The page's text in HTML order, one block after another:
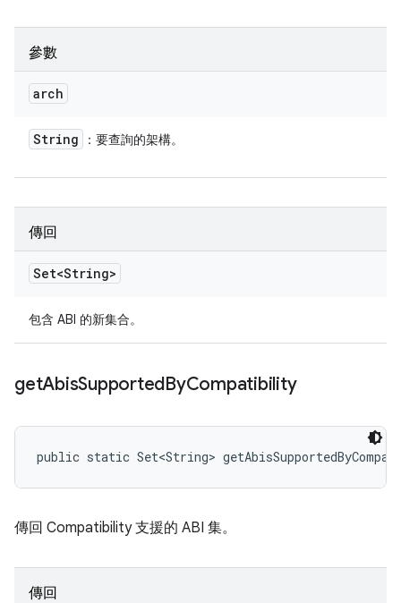
參數
arch
String ：要查詢的架構。
傳回
Set<String>
包含 ABI 的新集合。
getAbisSupportedByCompatibility
public static Set<String>
傳回 Compatibility 支援的 ABI 集。
傳回